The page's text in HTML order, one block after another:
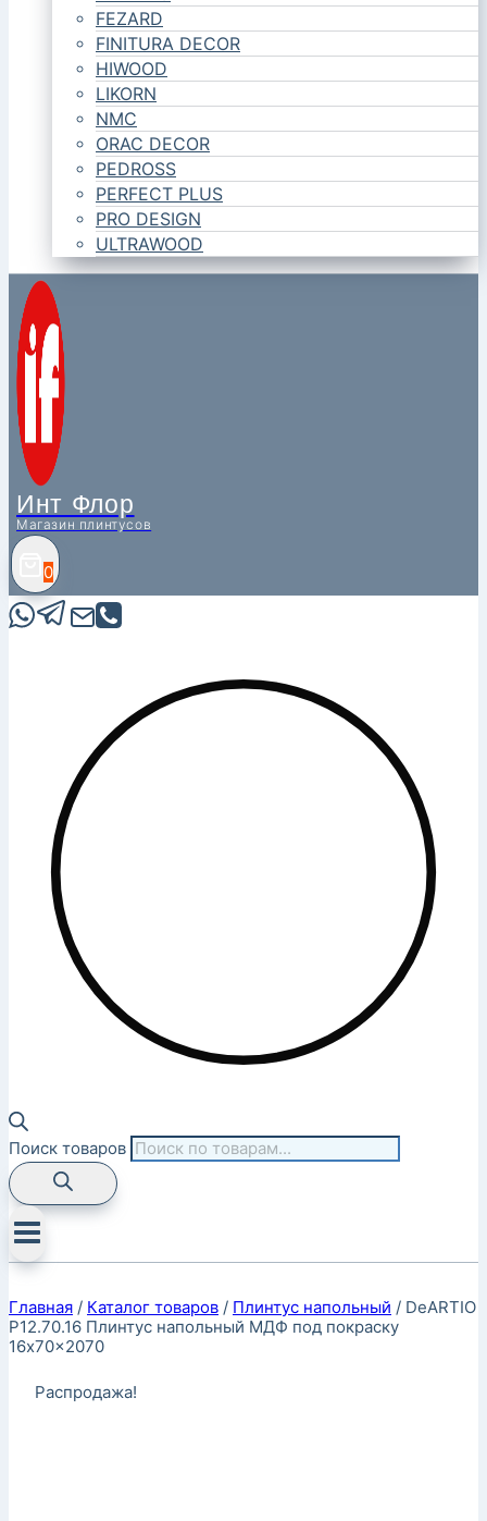
FEZARD
FINITURA DECOR
HIWOOD
LIKORN
NMC
ORAC DECOR
PEDROSS
PERFECT PLUS
PRO DESIGN
ULTRAWOOD
Инт Флор
Магазин плинтусов
0
Поиск товаров
Главная / Каталог товаров / Плинтус напольный / DeARTIO
P12.70.16 Плинтус напольный МДФ под покраску
16x70x2070
Распродажа!